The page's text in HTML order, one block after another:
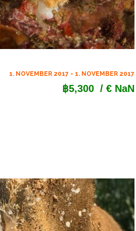
1. NOVEMBER 2017 - 1. NOVEMBER 2017
฿5,300 / € NaN